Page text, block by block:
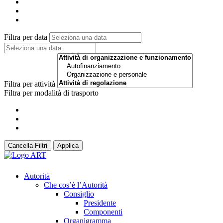
Filtra per data
Filtra per attività
Filtra per modalità di trasporto
Cancella Filtri Applica
Autorità
Che cos’è l’Autorità
Consiglio
Presidente
Componenti
Organigramma